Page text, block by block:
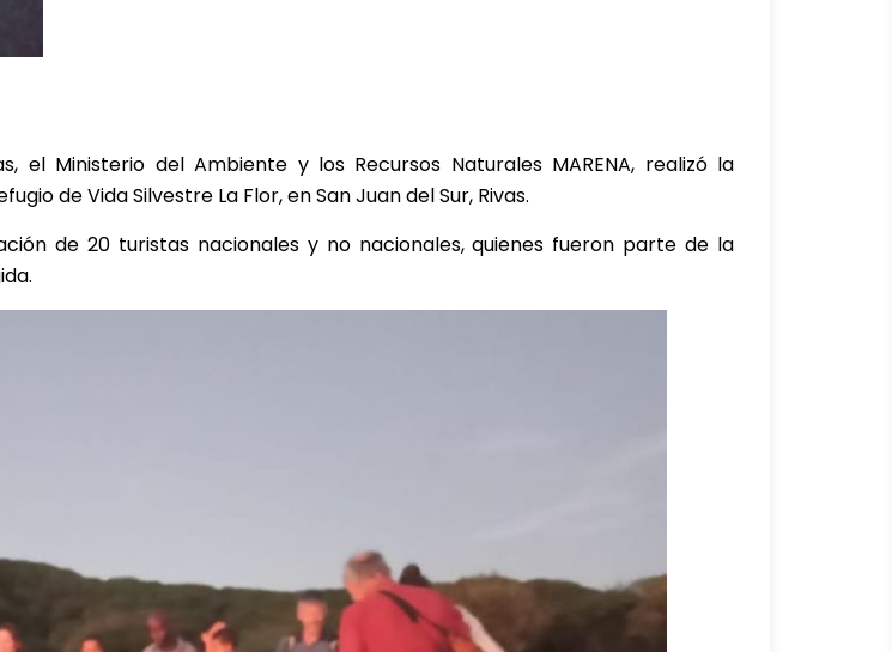
el Ministerio del Ambiente y los Recursos Naturales MARENA, realizó la
de Vida Silvestre La Flor, en San Juan del Sur, Rivas.
de 20 turistas nacionales y no nacionales, quienes fueron parte de la